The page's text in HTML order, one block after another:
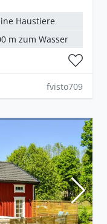
Haustiere
m zum Wasser
fvisto709